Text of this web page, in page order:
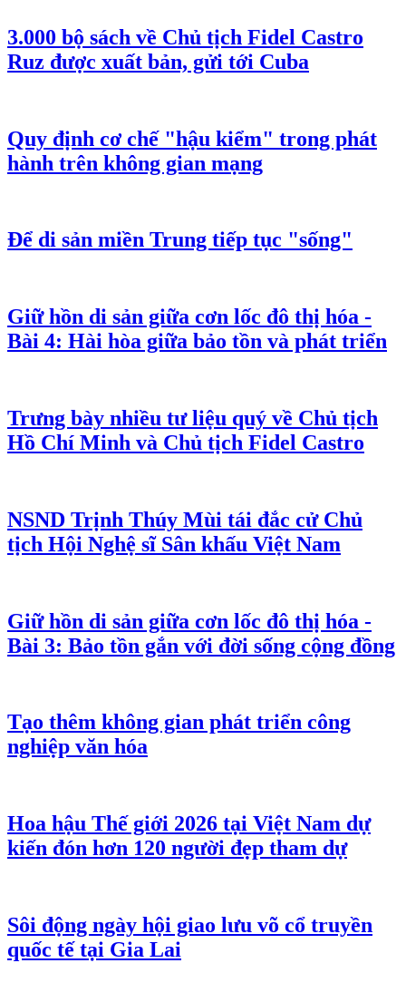
3.000 bộ sách về Chủ tịch Fidel Castro
Ruz được xuất bản, gửi tới Cuba
Quy định cơ chế "hậu kiểm" trong phát
hành trên không gian mạng
Để di sản miền Trung tiếp tục "sống"
Giữ hồn di sản giữa cơn lốc đô thị hóa -
Bài 4: Hài hòa giữa bảo tồn và phát triển
Trưng bày nhiều tư liệu quý về Chủ tịch
Hồ Chí Minh và Chủ tịch Fidel Castro
NSND Trịnh Thúy Mùi tái đắc cử Chủ
tịch Hội Nghệ sĩ Sân khấu Việt Nam
Giữ hồn di sản giữa cơn lốc đô thị hóa -
Bài 3: Bảo tồn gắn với đời sống cộng đồng
Tạo thêm không gian phát triển công
nghiệp văn hóa
Hoa hậu Thế giới 2026 tại Việt Nam dự
kiến đón hơn 120 người đẹp tham dự
Sôi động ngày hội giao lưu võ cổ truyền
quốc tế tại Gia Lai